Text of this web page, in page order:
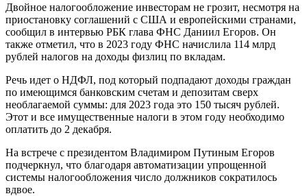
Двойное налогообложение инвесторам не грозит, несмотря на
приостановку соглашений с США и европейскими странами,
сообщил в интервью РБК глава ФНС Даниил Егоров. Он
также отметил, что в 2023 году ФНС начислила 114 млрд
рублей налогов на доходы физлиц по вкладам.
Речь идет о НДФЛ, под который подпадают доходы граждан
по имеющимся банковским счетам и депозитам сверх
необлагаемой суммы: для 2023 года это 150 тысяч рублей.
Этот и все имущественные налоги в этом году необходимо
оплатить до 2 декабря.
На встрече с президентом Владимиром Путиным Егоров
подчеркнул, что благодаря автоматизации упрощенной
системы налогообложения число должников сократилось
вдвое.